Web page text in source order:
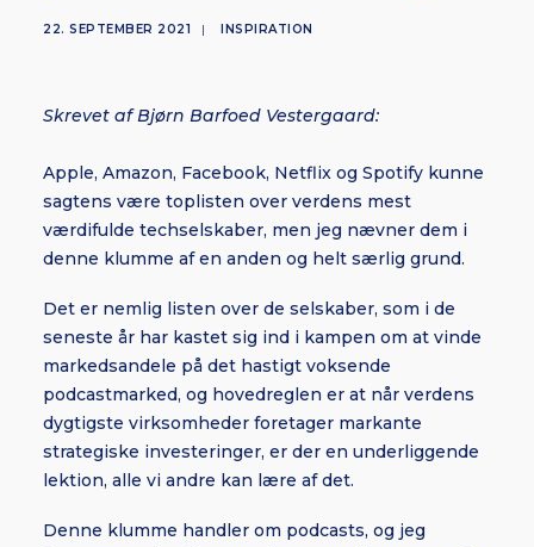
SUBSCRIBE
22. SEPTEMBER 2021 | INSPIRATION
Skrevet af Bjørn Barfoed Vestergaard:
Apple, Amazon, Facebook, Netflix og Spotify kunne
sagtens være toplisten over verdens mest
værdifulde techselskaber, men jeg nævner dem i
denne klumme af en anden og helt særlig grund.
Det er nemlig listen over de selskaber, som i de
seneste år har kastet sig ind i kampen om at vinde
markedsandele på det hastigt voksende
podcastmarked, og hovedreglen er at når verdens
dygtigste virksomheder foretager markante
strategiske investeringer, er der en underliggende
lektion, alle vi andre kan lære af det.
Denne klumme handler om podcasts, og jeg